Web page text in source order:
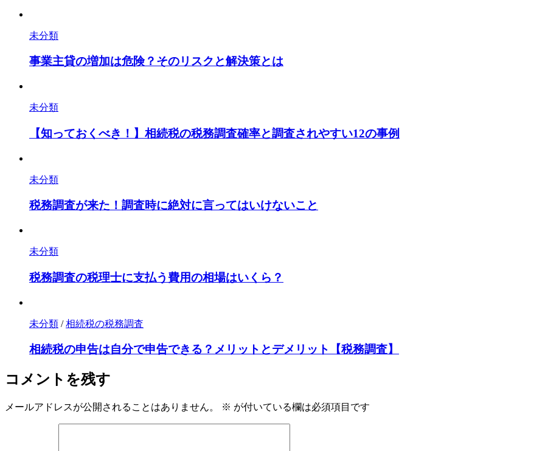
未分類
事業主貸の増加は危険？そのリスクと解決策とは
未分類
【知っておくべき！】相続税の税務調査確率と調査されやすい12の事例
未分類
税務調査が来た！調査時に絶対に言ってはいけないこと
未分類
税務調査の税理士に支払う費用の相場はいくら？
未分類 /相続税の税務調査
相続税の申告は自分で申告できる？メリットとデメリット【税務調査】
コメントを残す
メールアドレスが公開されることはありません。 ※ が付いている欄は必須項目です